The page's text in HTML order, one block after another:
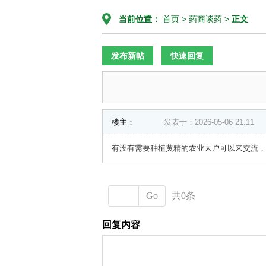
当前位置： 首页 > 药商谈药 > 正文
发布新帖 快速回复
楼主： 发表于：2026-05-06 21:11
有没有需要种植黄精的农业大户可以来交流
Go 共0条
回复内容